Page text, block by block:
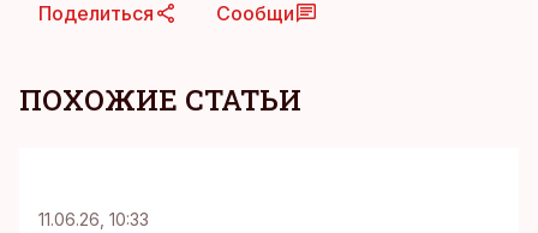
Поделиться Сообщи
ПОХОЖИЕ СТАТЬИ
11.06.26, 10:33